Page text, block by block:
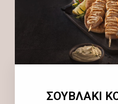
ΣΟΥΒΛΑΚΙ